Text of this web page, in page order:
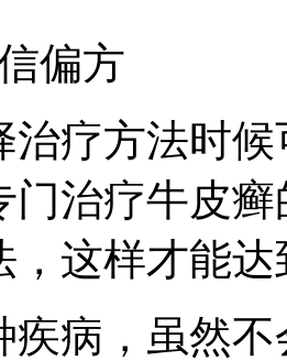
偏方
治疗方法时
门治疗牛皮
，这样才能
疾病，虽然